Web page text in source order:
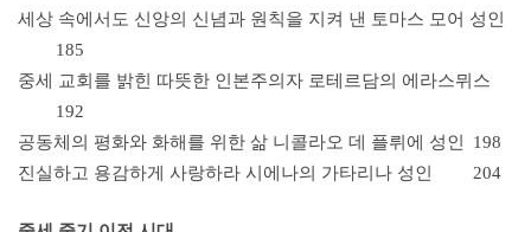
세상 속에서도 신앙의 신념과 원칙을 지켜 낸 토마스 모어 성인
185
중세 교회를 밝힌 따뜻한 인본주의자 로테르담의 에라스뮈스
192
공동체의 평화와 화해를 위한 삶 니콜라오 데 플뤼에 성인
198
진실하고 용감하게 사랑하라 시에나의 가타리나 성인
204